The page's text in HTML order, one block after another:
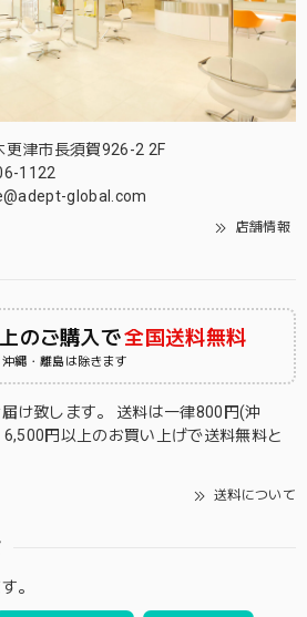
更津市長須賀926-2 2F
1122
global.com
店舗情報
のご購入で全国送料無料
沖縄・離島は除きます
け致します。 送料は一律800円(沖
円以上のお買い上げで送料無料と
送料について
。